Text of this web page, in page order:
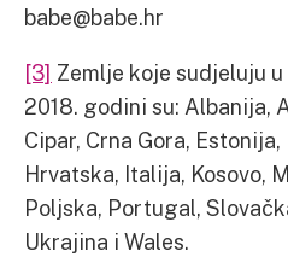
babe@babe.hr
[3] Zemlje koje sudjeluju
2018. godini su: Albanija,
Cipar, Crna Gora,
Hrvatska, Italija, Kosovo,
Poljska, Portugal,
Ukrajina i Wales.